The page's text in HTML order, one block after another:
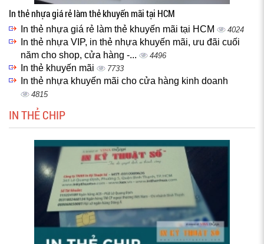
In thẻ nhựa giá rẻ làm thẻ khuyến mãi tại HCM
In thẻ nhựa giá rẻ làm thẻ khuyến mãi tại HCM 4024
In thẻ nhựa VIP, in thẻ nhựa khuyến mãi, ưu đãi cuối
năm cho shop, cửa hàng -...
4496
In thẻ khuyến mãi 7733
In thẻ nhựa khuyến mãi cho cửa hàng kinh doanh
4815
IN THẺ CHIP